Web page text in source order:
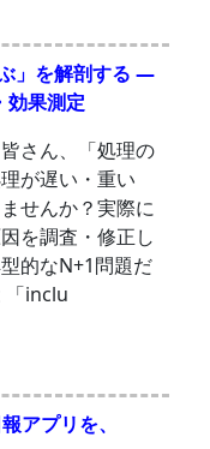
」を解剖する —
効果測定
さん、「処理の
が遅い・重い
せんか？実際に
を調査・修正し
的なN+1問題だ
「inclu
アプリを、